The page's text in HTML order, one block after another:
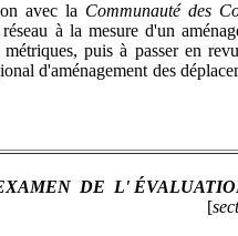
avec la Communauté des
à la mesure d'un
métriques, puis à passer en
d'aménagement des
DE L'
[